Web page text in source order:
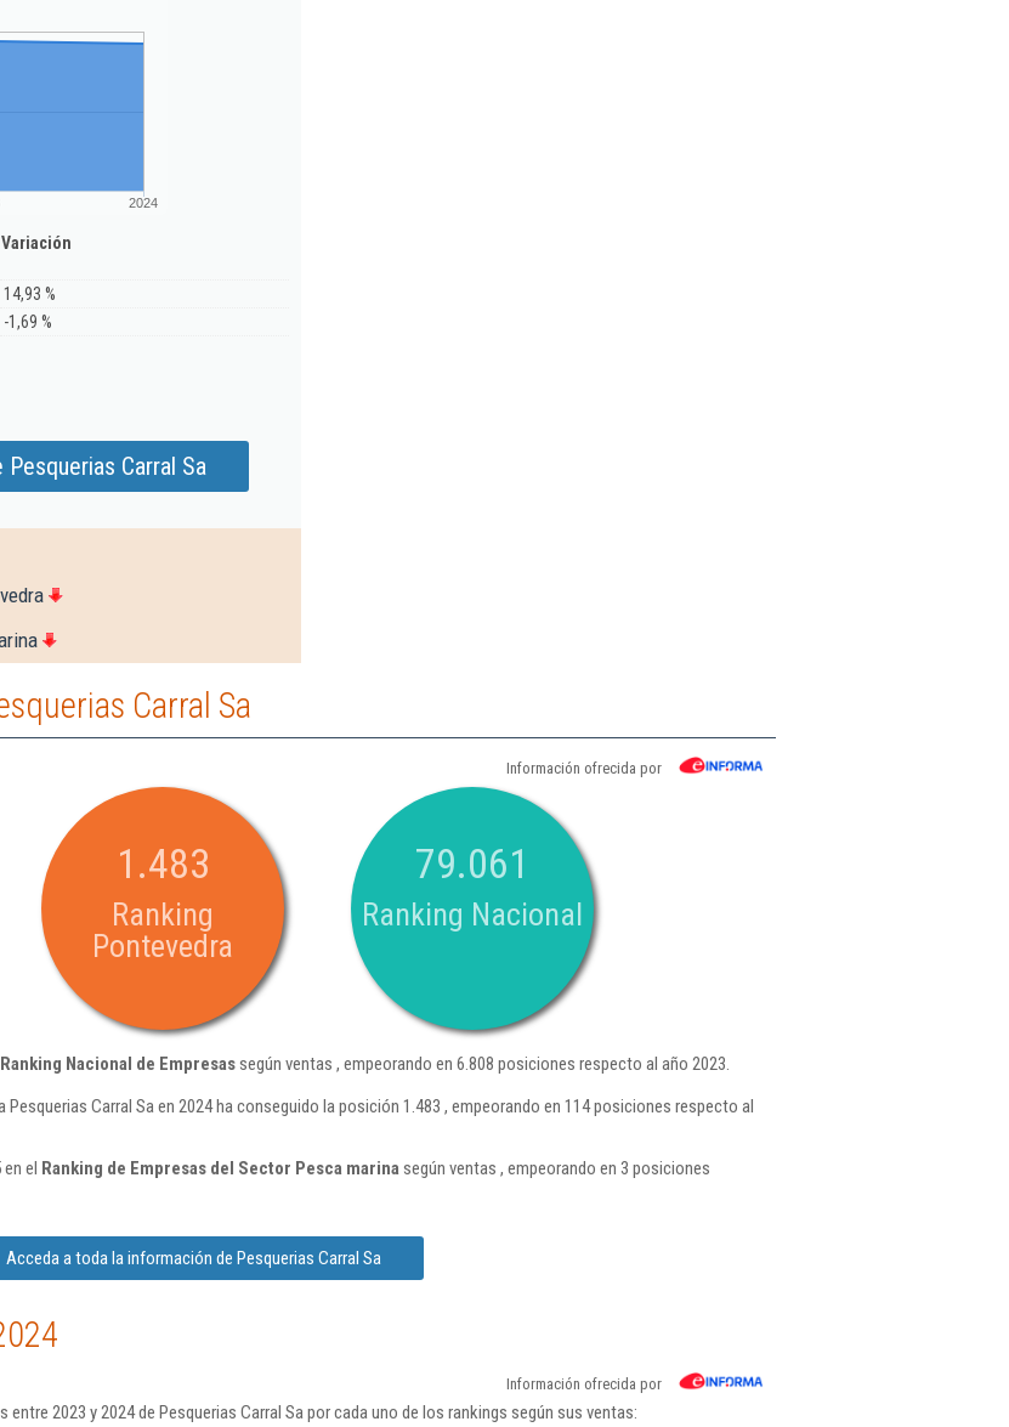
2024
Variación
14,93 %
-1,69 %
Carral Sa
Carral Sa
Información ofrecida por
1.483
Ranking
Pontevedra
79.061
Ranking Nacional
Ranking Nacional de Empresassegún ventas , empeorando en 6.808 posiciones respecto al año 2023.
Pesquerias Carral Sa en 2024 ha conseguido la posición 1.483 , empeorando en 114 posiciones respecto al
el Ranking de Empresas del Sector Pesca marinasegún ventas , empeorando en 3 posiciones
Acceda a toda la información de Pesquerias Carral Sa
Información ofrecida por
2023 y 2024 de Pesquerias Carral Sa por cada uno de los rankings según sus ventas: